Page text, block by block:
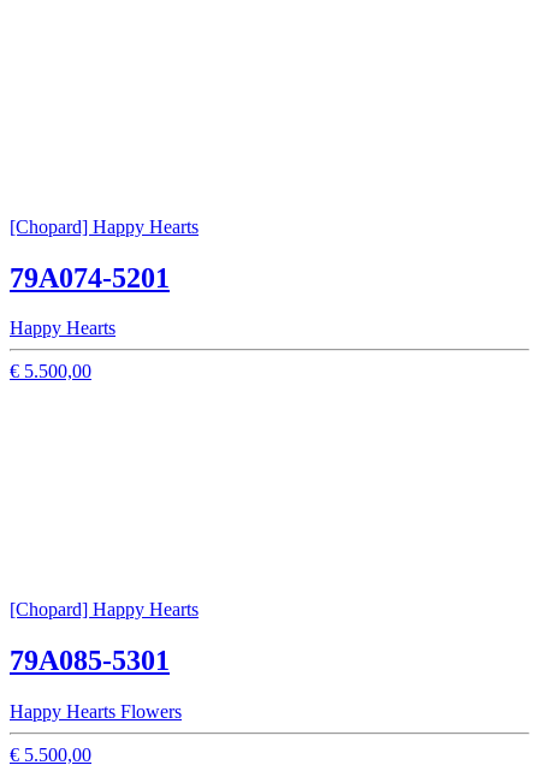
[Chopard] Happy Hearts
79A074-5201
Happy Hearts
€ 5.500,00
[Chopard] Happy Hearts
79A085-5301
Happy Hearts Flowers
€ 5.500,00